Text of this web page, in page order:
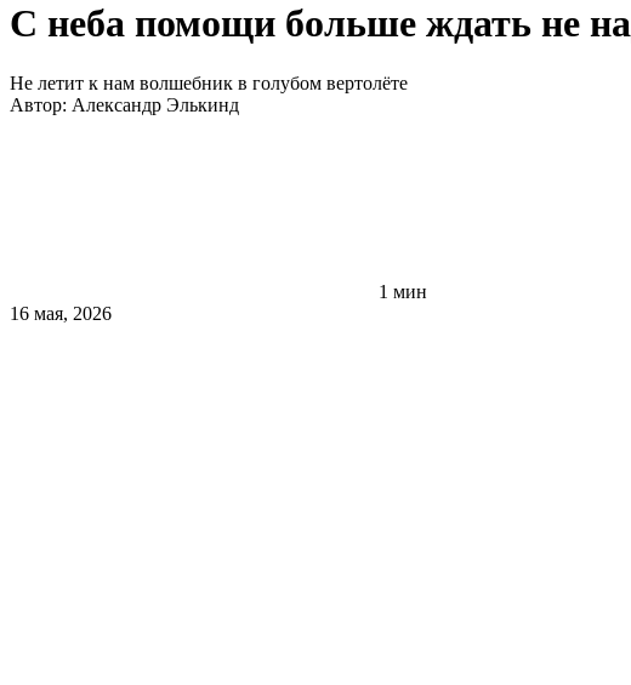
С неба помощи больше ждать не
Не летит к нам волшебник в голубом вертолёте
Автор: Александр Элькинд
1 мин
16 мая, 2026